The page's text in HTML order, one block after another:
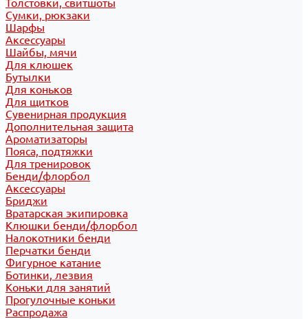
Толстовки, свитшоты
Сумки, рюкзаки
Шарфы
Аксессуары
Шайбы, мячи
Для клюшек
Бутылки
Для коньков
Для щитков
Сувенирная продукция
Дополнительная защита
Ароматизаторы
Пояса, подтяжки
Для тренировок
Бенди/флорбол
Аксессуары
Бриджи
Вратарская экипировка
Клюшки бенди/флорбол
Налокотники бенди
Перчатки бенди
Фигурное катание
Ботинки, лезвия
Коньки для занятий
Прогулочные коньки
Распродажа